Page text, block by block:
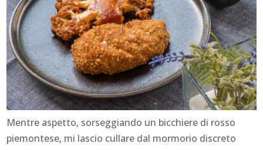
Mentre aspetto, sorseggiando un bicchiere di rosso
piemontese, mi lascio cullare dal mormorio discreto